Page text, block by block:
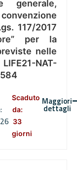
generale,
117/2017
per la
nelle
NAT-
:
Scaduto
da:
33
giorni
Maggiori
dettagli